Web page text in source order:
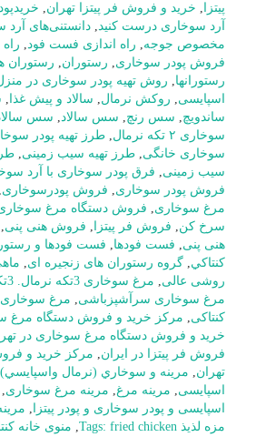
پیتزا , خرید و فروش فر پیتزا تهران,
آرد سوخاری درست کنید, دانستنی‌های آرد
مخصوص جوجه, راه اندازی فست فود,
فروش پودر سوخاری, رستوران, رستوران
رستورانها, روش تهیه پودر سوخاری در
اسپایسی, روکش نرمال, سالاد و پیش غذا ,
ساندویچ, سس رنچ, سس سالاد, سس
سوخاری ۲ تکه نرمال
, طرز تهیه پودر
سوخاری خانگی, طرز تهیه سیب زمینی,
سیب زمینی, فرق پودر سوخاری با آرد
فروش پودر سوخاری, فروش پودرسوخاری,
مرغ سوخاری, فروش دستگاه مرغ سوخاری
سرخ کن, فروش فر پیتزا , فروش هنی پنی,
هنی پنی, فست فودها, فست فودها و
كنتاكي, گروه رستوران های زنجیره ای,
روشی عالی, مرغ سوخاری 3تکه نرمال. 3تکه مرغ سوخاری
مرغ سوخاری سرآشپزباشی, مرغ سوخاری
کنتاکی, مرکز خرید و فروش دستگاه مرغ
خرید و فروش دستگاه مرغ سوخاری در
فروش فر پیتزا در ایران, مرکز خرید و
تهران, مرينه و سوخاري (نرمال واسپايسي)
اسپایسی, مرینه مرغ, مرینه مرغ سوخاری,
اسپایسی و پودر سوخاری و پودر پیتزا ,
مزه لذیذ Tags: fried chicken
, منوی خانه